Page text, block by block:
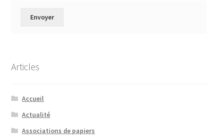
Articles
Accueil
Actualité
Associations de papiers